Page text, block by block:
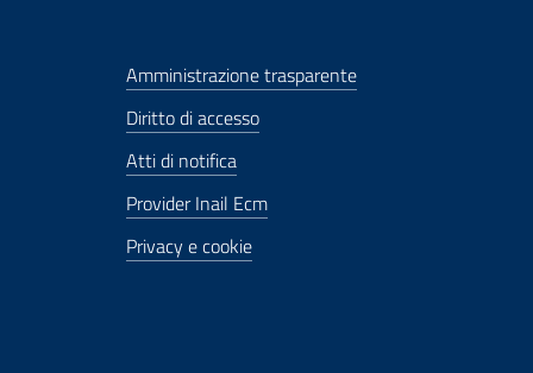
Amministrazione trasparente
Diritto di accesso
Atti di notifica
Provider Inail Ecm
Privacy e cookie